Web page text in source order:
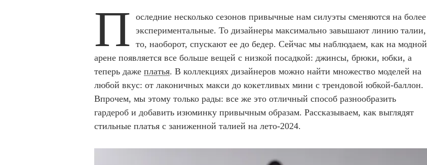
П оследние несколько сезонов привычные нам силуэты сменяются на более
экспериментальные. То дизайнеры максимально завышают линию талии,
то, наоборот, спускают ее до бедер. Сейчас мы наблюдаем, как на модной
арене появляется все больше вещей с низкой посадкой: джинсы, брюки, юбки, а
теперь даже платья. В коллекциях дизайнеров можно найти множество моделей на
любой вкус: от лаконичных макси до кокетливых мини с трендовой юбкой-баллон.
Впрочем, мы этому только рады: все же это отличный способ разнообразить
гардероб и добавить изюминку привычным образам. Рассказываем, как выглядят
стильные платья с заниженной талией на лето-2024.